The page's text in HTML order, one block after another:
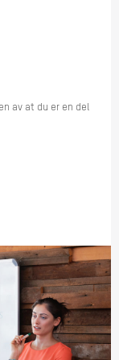
av at du er en del